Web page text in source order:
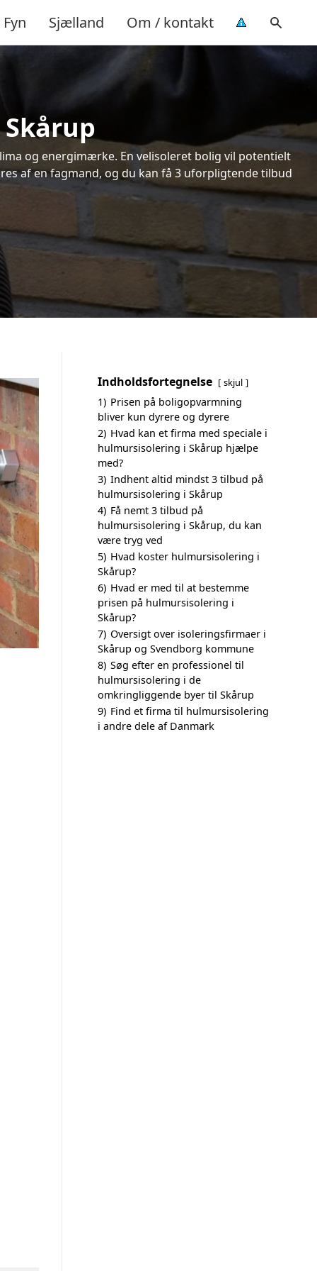
Fyn Sjælland Om / kontakt
og energimærke. En velisoleret bolig vil potentielt
af en fagmand, og du kan få 3 uforpligtende tilbud
Indholdsfortegnelse skjul
1) Prisen på boligopvarmning
bliver kun dyrere og dyrere
2) Hvad kan et firma med speciale i
hulmursisolering i Skårup hjælpe
med?
3) Indhent altid mindst 3 tilbud på
hulmursisolering i Skårup
4) Få nemt 3 tilbud på
hulmursisolering i Skårup, du kan
være tryg ved
5) Hvad koster hulmursisolering i
Skårup?
6) Hvad er med til at bestemme
prisen på hulmursisolering i
Skårup?
7) Oversigt over isoleringsfirmaer i
Skårup og Svendborg kommune
8) Søg efter en professionel til
hulmursisolering i de
omkringliggende byer til Skårup
9) Find et firma til hulmursisolering
i andre dele af Danmark